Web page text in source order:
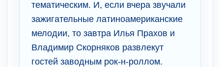
тематическим. И, если вчера звучали
зажигательные латиноамериканские
мелодии, то завтра Илья Прахов и
Владимир Скорняков развлекут
гостей заводным рок-н-роллом.